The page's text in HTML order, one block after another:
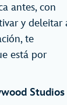
antes, con
y deleitar
te
está por
Studios